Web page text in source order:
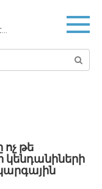
թե
կենդանիների